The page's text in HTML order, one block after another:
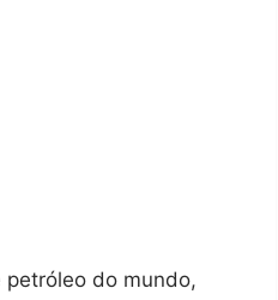
petróleo do mundo,